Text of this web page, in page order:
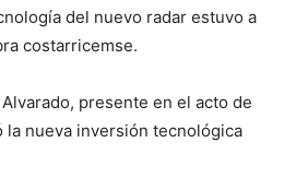
del nuevo radar estuvo a
costarricemse.
presente en el acto de
la nueva inversión tecnológica